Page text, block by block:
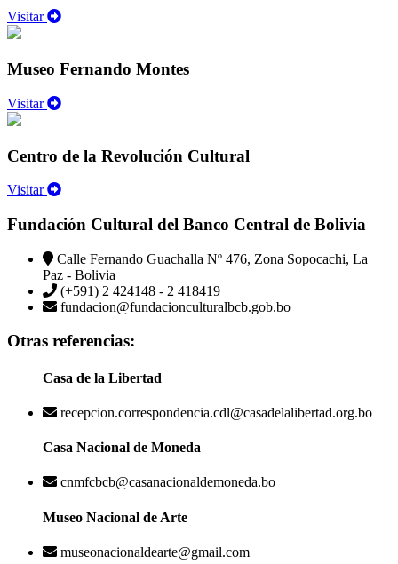
Visitar
Museo Fernando Montes
Visitar
Centro de la Revolución Cultural
Visitar
Fundación Cultural del Banco Central de Bolivia
Calle Fernando Guachalla Nº 476, Zona Sopocachi, La
Paz - Bolivia
(+591) 2 424148 - 2 418419
fundacion@fundacionculturalbcb.gob.bo
Otras referencias:
Casa de la Libertad
recepcion.correspondencia.cdl@casadelalibertad.org.bo
Casa Nacional de Moneda
cnmfcbcb@casanacionaldemoneda.bo
Museo Nacional de Arte
museonacionaldearte@gmail.com